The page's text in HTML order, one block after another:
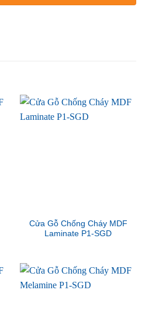
Cửa Gỗ Chống Cháy MDF
Laminate P1-SGD